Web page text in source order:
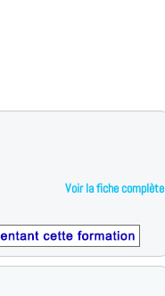
Voir la fiche complète